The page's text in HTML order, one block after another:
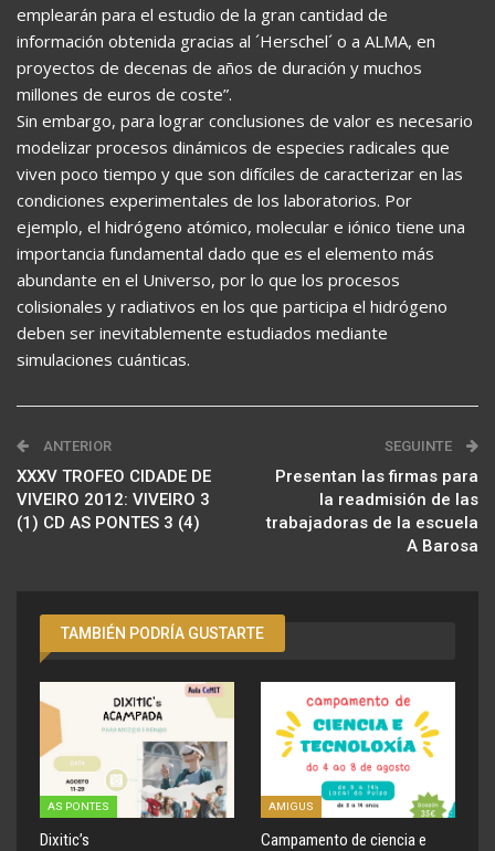
emplearán para el estudio de la gran cantidad de
información obtenida gracias al ´Herschel´ o a ALMA, en
proyectos de decenas de años de duración y muchos
millones de euros de coste”.
Sin embargo, para lograr conclusiones de valor es necesario
modelizar procesos dinámicos de especies radicales que
viven poco tiempo y que son difíciles de caracterizar en las
condiciones experimentales de los laboratorios. Por
ejemplo, el hidrógeno atómico, molecular e iónico tiene una
importancia fundamental dado que es el elemento más
abundante en el Universo, por lo que los procesos
colisionales y radiativos en los que participa el hidrógeno
deben ser inevitablemente estudiados mediante
simulaciones cuánticas.
ANTERIOR
XXXV TROFEO CIDADE DE
VIVEIRO 2012: VIVEIRO 3
(1) CD AS PONTES 3 (4)
SEGUINTE
Presentan las firmas para
la readmisión de las
trabajadoras de la escuela
A Barosa
TAMBIÉN PODRÍA GUSTARTE
AS PONTES
Dixitic’s
AMIGUS
Campamento de ciencia e